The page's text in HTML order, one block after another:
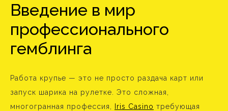
Введение в мир
профессионального
гемблинга
Работа крупье — это не просто раздача карт или
запуск шарика на рулетке. Это сложная,
многогранная профессия,
Iris Casino требующая